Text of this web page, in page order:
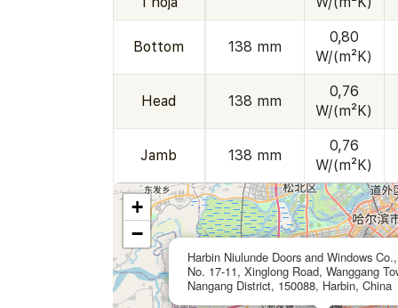
Bottom 138 mm
0,80
W/(m²K)
Head 138 mm
0,76
W/(m²K)
Jamb 138 mm
0,76
W/(m²K)
Harbin Niulunde Doors and Windows
No. 17-11, Xinglong Road, Wanggang
Nangang District, 150088, Harbin, China
+
−